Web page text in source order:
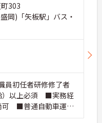
303
岡)「矢板駅」バス・
員初任者研修修了者
）以上必須 ■実務経
可 ■普通自動車運転
ば尚可